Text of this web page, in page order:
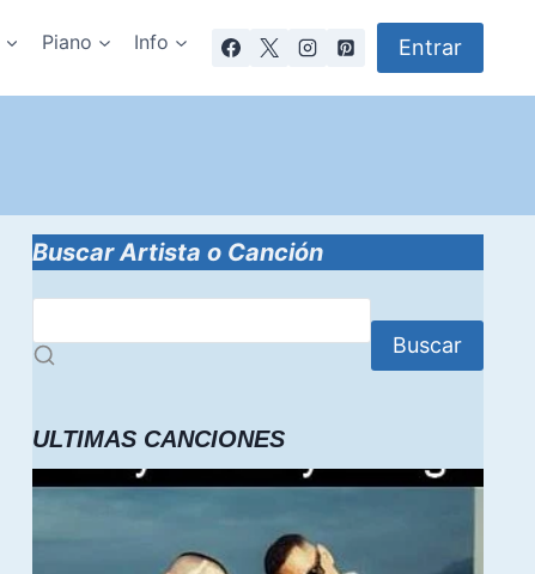
Piano Info Entrar
Buscar Artista o Canción
Buscar
ULTIMAS CANCIONES